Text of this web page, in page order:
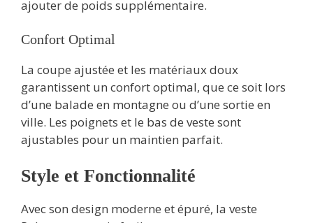
ajouter de poids supplémentaire.
Confort Optimal
La coupe ajustée et les matériaux doux
garantissent un confort optimal, que ce soit lors
d’une balade en montagne ou d’une sortie en
ville. Les poignets et le bas de veste sont
ajustables pour un maintien parfait.
Style et Fonctionnalité
Avec son design moderne et épuré, la veste